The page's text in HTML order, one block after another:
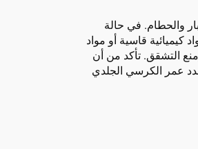
والحطام. في حالة
قاسية أو مواد
للحفاظ على اللون الناعم للجلد ومنع التشقق. تأكد من أن
عمر الكرسي الجلدي